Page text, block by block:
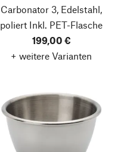
Carbonator 3, Edelstahl,
poliert Inkl. PET-Flasche
199,00 €
+ weitere Varianten